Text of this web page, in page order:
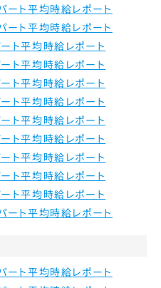
ート平均時給レポート
ート平均時給レポート
ト平均時給レポート
ト平均時給レポート
ト平均時給レポート
ト平均時給レポート
ト平均時給レポート
ト平均時給レポート
ト平均時給レポート
ト平均時給レポート
ト平均時給レポート
ート平均時給レポート
ート平均時給レポート